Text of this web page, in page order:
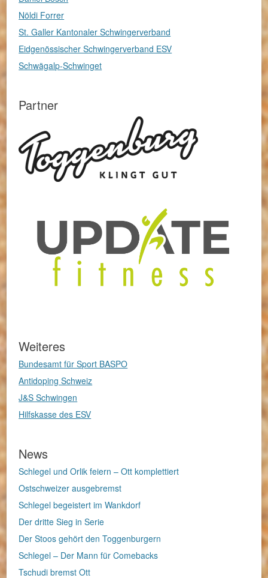
Nöldi Forrer
St. Galler Kantonaler Schwingerverband
Eidgenössischer Schwingerverband ESV
Schwägalp-Schwinget
Partner
Weiteres
Bundesamt für Sport BASPO
Antidoping Schweiz
J&S Schwingen
Hilfskasse des ESV
News
Schlegel und Orlik feiern – Ott komplettiert
Ostschweizer ausgebremst
Schlegel begeistert im Wankdorf
Der dritte Sieg in Serie
Der Stoos gehört den Toggenburgern
Schlegel – Der Mann für Comebacks
Tschudi bremst Ott